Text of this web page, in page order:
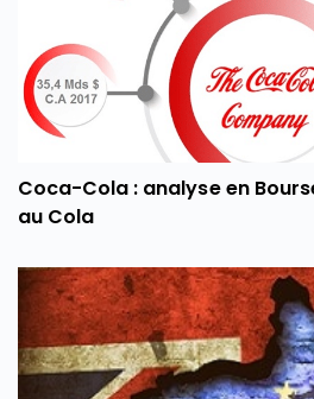
Coca-Cola : analyse en
au Cola